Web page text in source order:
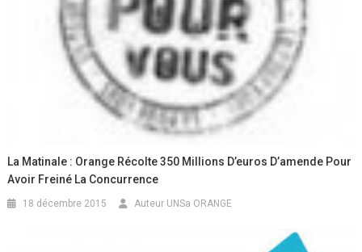
La Matinale : Orange Récolte 350 Millions D’euros D’amende Pour
Avoir Freiné La Concurrence
18 décembre 2015 Auteur UNSa ORANGE